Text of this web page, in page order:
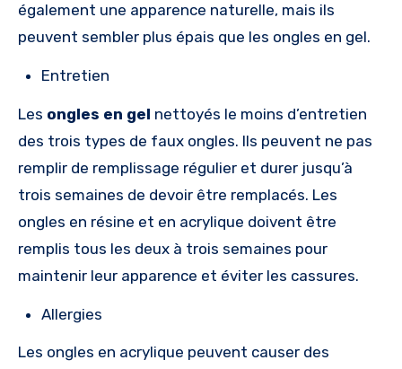
également une apparence naturelle, mais ils
peuvent sembler plus épais que les ongles en gel.
Entretien
Les ongles en gel nettoyés le moins d’entretien
des trois types de faux ongles. Ils peuvent ne pas
remplir de remplissage régulier et durer jusqu’à
trois semaines de devoir être remplacés. Les
ongles en résine et en acrylique doivent être
remplis tous les deux à trois semaines pour
maintenir leur apparence et éviter les cassures.
Allergies
Les ongles en acrylique peuvent causer des